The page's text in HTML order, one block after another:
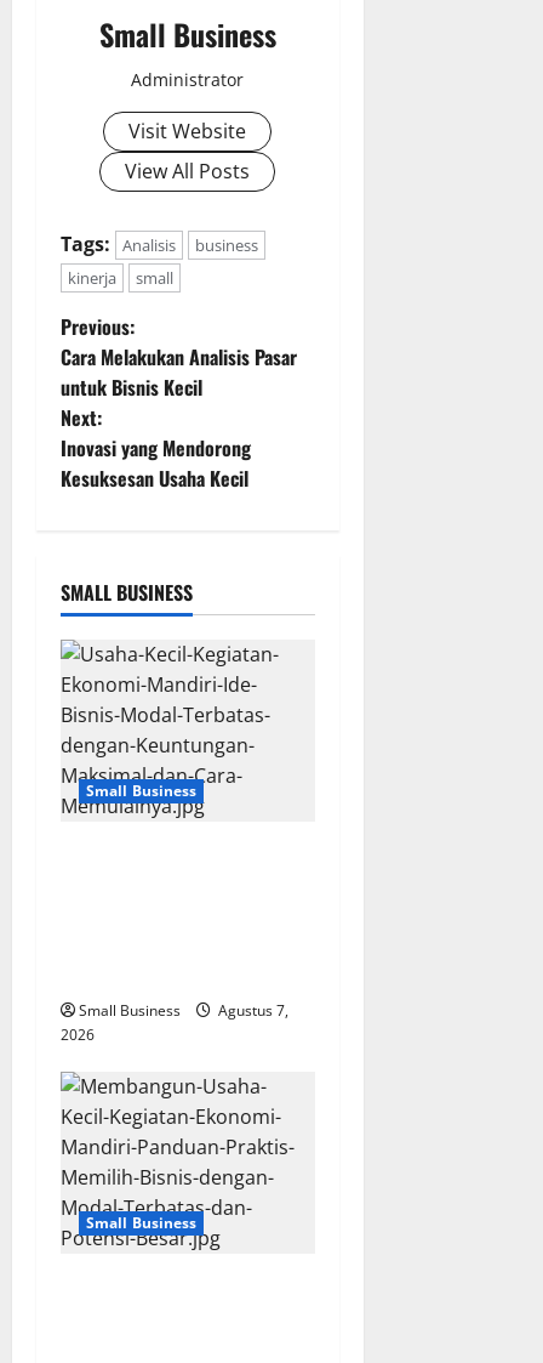
Small Business
Administrator
Visit Website
View All Posts
Tags: Analisis
business
kinerja
small
P
o
s
t
a
v
i
g
a
n
Previous:
Cara Melakukan Analisis Pasar
untuk Bisnis Kecil
Next:
Inovasi yang Mendorong
Kesuksesan Usaha Kecil
SMALL BUSINESS
Small Business
Small Business
Agustus 7,
2026
Small Business